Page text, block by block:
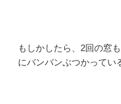
もしかしたら、2回の窓
にバンバンぶつかってい